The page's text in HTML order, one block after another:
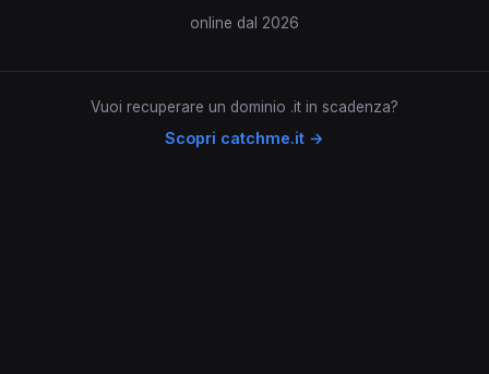
online dal 2026
Vuoi recuperare un dominio .it in scadenza?
Scopri catchme.it →